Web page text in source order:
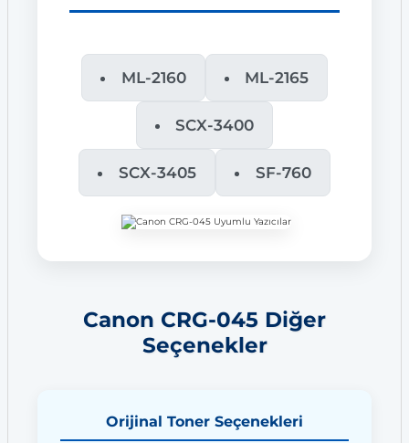
ML-2160 ML-2165
SCX-3400
SCX-3405 SF-760
Canon CRG-045 Diğer
Seçenekler
Orijinal Toner Seçenekleri